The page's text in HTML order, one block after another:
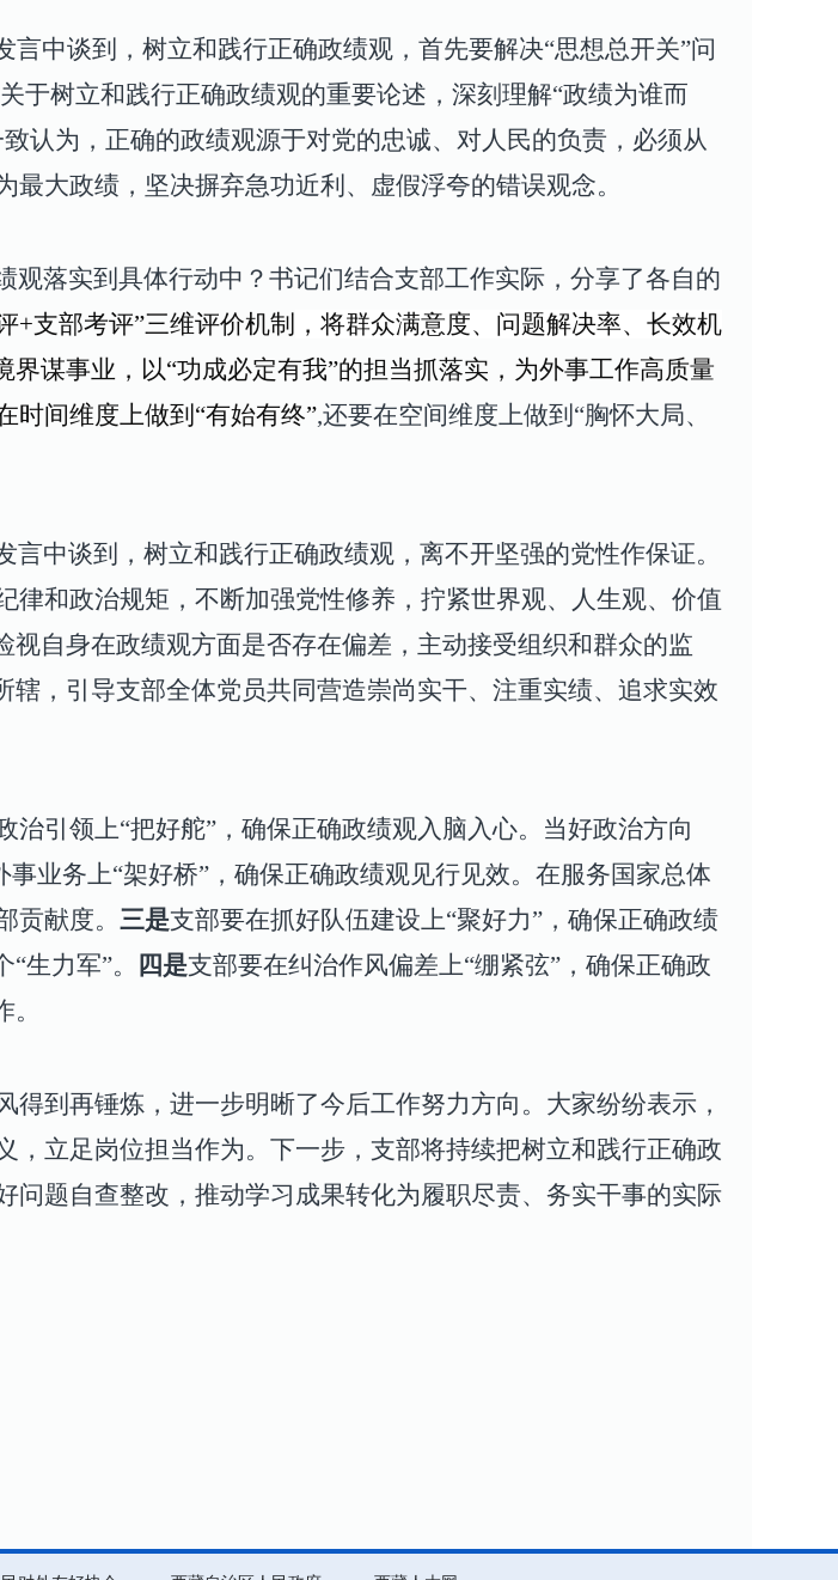
言中谈到，树立和践行正确政绩观，首先要解决“思想总开关”问
于树立和践行正确政绩观的重要论述，深刻理解“政绩为谁而
认为，正确的政绩观源于对党的忠诚、对人民的负责，必须从
大政绩，坚决摒弃急功近利、虚假浮夸的错误观念。
观落实到具体行动中 ？ 书记们结合支部工作实际，分享了各自的
+支部考评”三维评价机制 ， 将群众满意度、问题解决率、长效机
界谋事业，以“功成必定有我”的担当抓落实 ，为外事工作高质量
时间维度上做到“有始有终”,还要在空间维度上做到“胸怀大局、
言中谈到，树立和践行正确政绩观，离不开坚强的党性作保证。
和政治规矩，不断加强党性修养，拧紧世界观、人生观、价值
自身在政绩观方面是否存在偏差，主动接受组织和群众的监
，引导支部全体党员共同营造崇尚实干、注重实绩、追求实效
治引领上“把好舵”，确保正确政绩观入脑入心。 当好政治方向
事业务上“架好桥”，确保正确政绩观见行见效。 在服务国家总体
贡献度。 三是支部要在抓好队伍建设上“聚好力”，确保正确政绩
生力军”。 四是支部要在纠治作风偏差上“绷紧弦”，确保正确政
到再锤炼，进一步明晰了今后工作努力方向。大家纷纷表示，
，立足岗位担当作为。下一步，支部将持续把树立和践行正确政
问题自查整改，推动学习成果转化为履职尽责、务实干事的实际